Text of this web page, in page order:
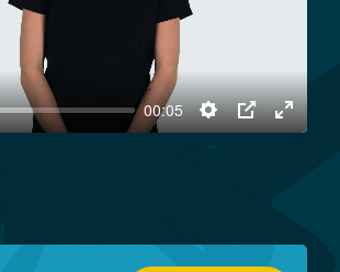
00:05
Settings
PIP
Enter